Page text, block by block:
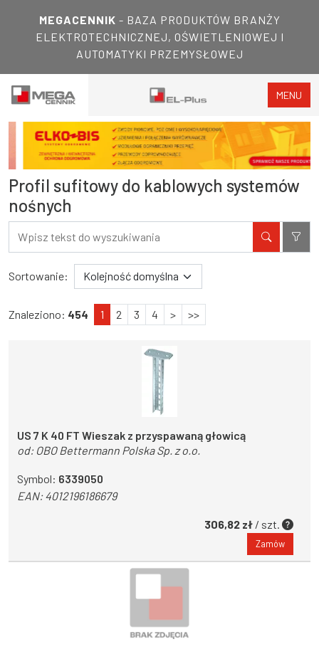
MEGACENNIK - BAZA PRODUKTÓW BRANŻY
ELEKTROTECHNICZNEJ, OŚWIETLENIOWEJ I
AUTOMATYKI PRZEMYSŁOWEJ
MENU
Profil sufitowy do kablowych systemów
nośnych
Filtry
Wyniki wyszukiwania
Sortowanie:
Znaleziono: 454 1 2 3 4 > >>
US 7 K 40 FT Wieszak z przyspawaną głowicą
od: OBO Bettermann Polska Sp. z o.o.
Symbol: 6339050
EAN:4012196186679
306,82 zł / szt.
Zamów